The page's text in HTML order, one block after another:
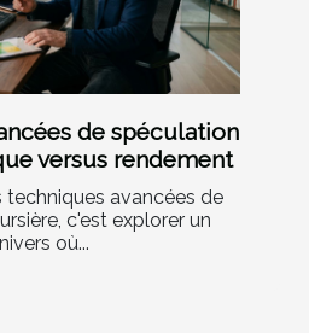
de spéculation
versus rendement
techniques avancées de
c'est explorer un
où...